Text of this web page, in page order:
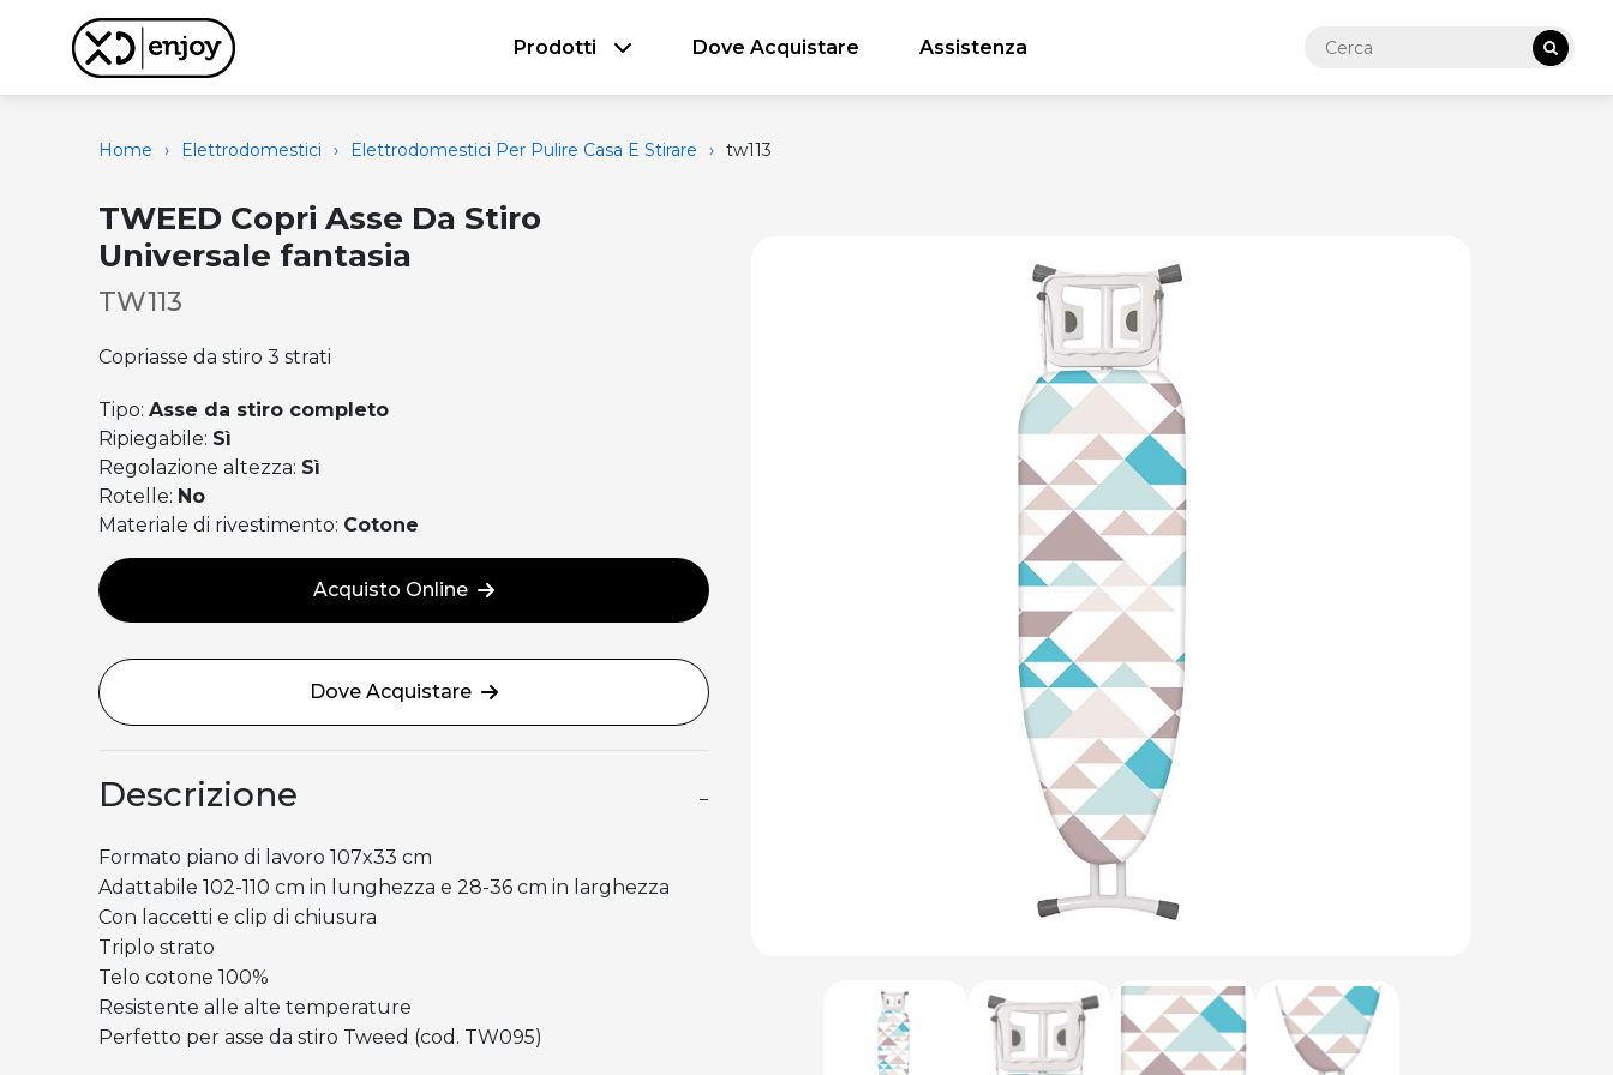
Prodotti Dove Acquistare Assistenza
Home › Elettrodomestici › Elettrodomestici Per Pulire Casa E Stirare › tw113
TWEED Copri Asse Da Stiro
Universale fantasia
TW113
Copriasse da stiro 3 strati
Tipo:Asse da stiro completo
Ripiegabile: Sì
Regolazione altezza: Sì
Rotelle: No
Materiale di rivestimento: Cotone
Acquisto Online
Dove Acquistare
Descrizione −
Formato piano di lavoro 107x33 cm
Adattabile 102-110 cm in lunghezza e 28-36 cm in larghezza
Con laccetti e clip di chiusura
Triplo strato
Telo cotone 100%
Resistente alle alte temperature
Perfetto per asse da stiro Tweed (cod. TW095)